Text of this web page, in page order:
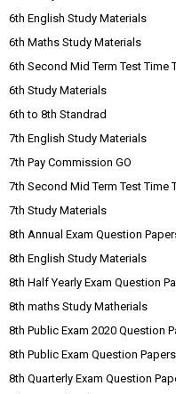
6th English Study Materials
6th Maths Study Materials
6th Second Mid Term Test Time
6th Study Materials
6th to 8th Standrad
7th English Study Materials
7th Pay Commission GO
7th Second Mid Term Test Time
7th Study Materials
8th Annual Exam Question
8th English Study Materials
8th Half Yearly Exam Question
8th maths Study Matherials
8th Public Exam 2020 Question
8th Public Exam Question
8th Quarterly Exam Question